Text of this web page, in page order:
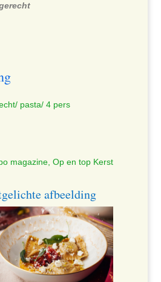
pasta/ 4 pers
magazine, Op en top Kerst
afbeelding